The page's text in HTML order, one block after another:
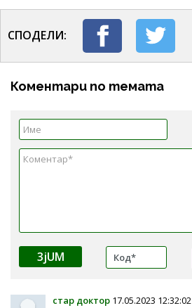
СПОДЕЛИ:
Коментари по темата
3jUM
стар доктор 17.05.2023 12:32:02